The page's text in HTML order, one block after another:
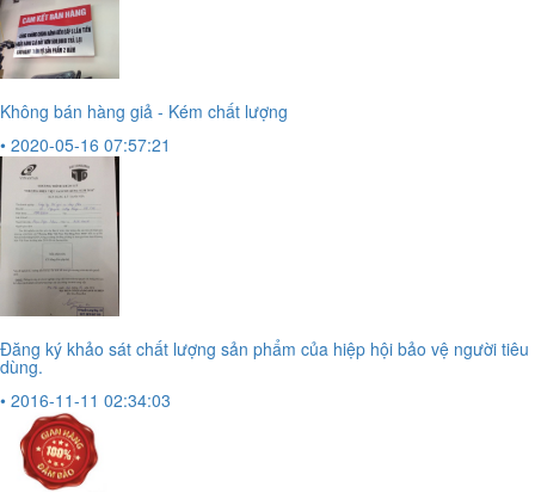
Không bán hàng giả - Kém chất lượng
• 2020-05-16 07:57:21
Đăng ký khảo sát chất lượng sản phẩm của hiệp hội bảo vệ người tiêu
dùng.
• 2016-11-11 02:34:03